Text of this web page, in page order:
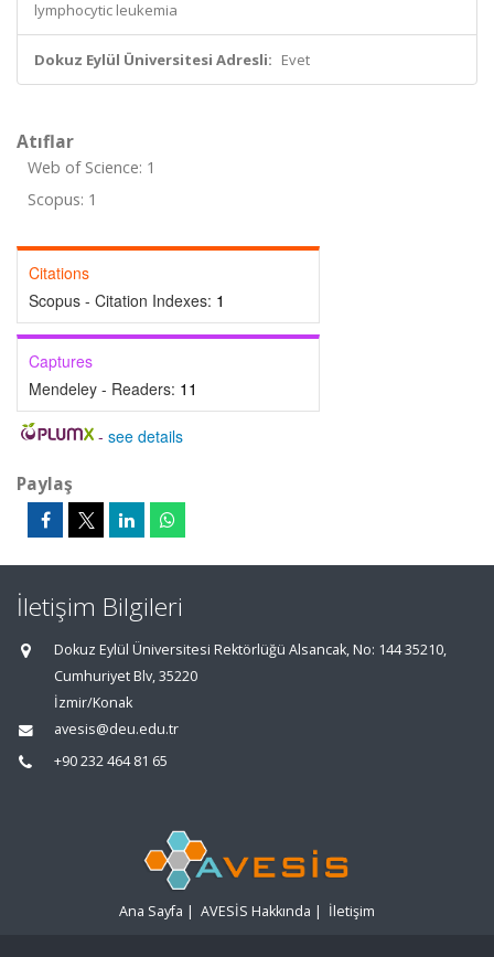
lymphocytic leukemia
Dokuz Eylül Üniversitesi Adresli: Evet
Atıflar
Web of Science: 1
Scopus: 1
Citations
Scopus - Citation Indexes: 1
Captures
Mendeley - Readers: 11
- see details
Paylaş
İletişim Bilgileri
Dokuz Eylül Üniversitesi Rektörlüğü Alsancak, No: 144 35210,
Cumhuriyet Blv, 35220
İzmir/Konak
avesis@deu.edu.tr
+90 232 464 81 65
Ana Sayfa | AVESİS Hakkında | İletişim